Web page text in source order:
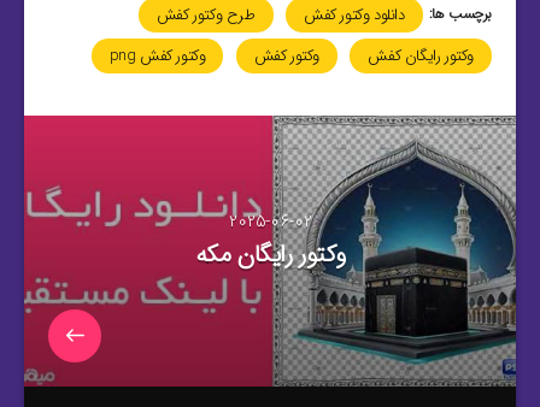
برچسب ها: دانلود وکتور کفش
طرح وکتور کفش
وکتور رایگان کفش
وکتور کفش وکتور کفش png
2025-06-02
وکتور رایگان مکه